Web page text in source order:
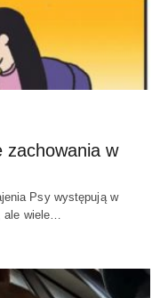
zachowania w
Psy występują w
ale wiele…